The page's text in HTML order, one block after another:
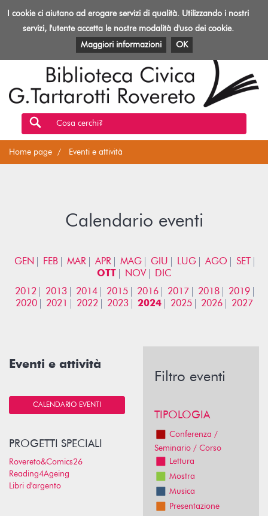
Toggle
Biblioteca
Rovereto
EVENTI E ATTIVITÀ PATRIMONIO E RISORSE
Cosa cerchi?
Home page Eventi e attività
Calendario eventi
GEN FEB MAR APR MAG GIU LUG AGO
SET
OTT
NOV
DIC
2012
2013 2014 2015 2016 2017 2018
2019
2020
2021 2022 2023 2024 2025 2026 2027
Eventi e attività
CALENDARIO EVENTI
PROGETTI SPECIALI
Rovereto&Comics26
Reading4Ageing
Libri d'argento
Filtro eventi
TIPOLOGIA
Conferenza /
Seminario / Corso
Lettura
Mostra
Musica
Presentazione
I cookie ci aiutano ad erogare servizi di qualità. Utilizzando i nostri
servizi, l'utente accetta le nostre modalità d'uso dei cookie.
Maggiori informazioni
OK